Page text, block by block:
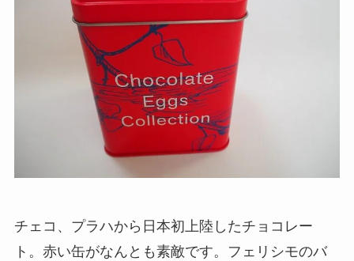
チェコ、プラハから日本初上陸したチョコレー
ト。赤い缶がなんとも素敵です。フェリシモのバ